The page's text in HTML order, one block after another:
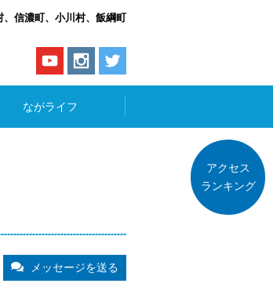
信濃町、小川村、飯綱町
ながライフ
メッセージを送る
アクセス
ランキング